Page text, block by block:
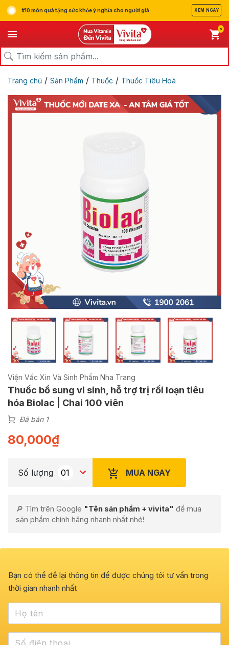
#10 món quà tặng sức khỏe ý nghĩa cho người già XEM NGAY
0
Trang chủ / Sản Phẩm / Thuốc / Thuốc Tiêu Hoá
Viện Vắc Xin Và Sinh Phẩm Nha Trang
Thuốc bổ sung vi sinh, hỗ trợ trị rối loạn tiêu
hóa Biolac | Chai 100 viên
Đã bán 1
80,000₫
Số lượng MUA NGAY
🔎 Tìm trên Google "Tên sản phẩm + vivita" để mua
sản phẩm chính hãng nhanh nhất nhé!
Bạn có thể để lại thông tin để được chúng tôi tư vấn trong
thời gian nhanh nhất